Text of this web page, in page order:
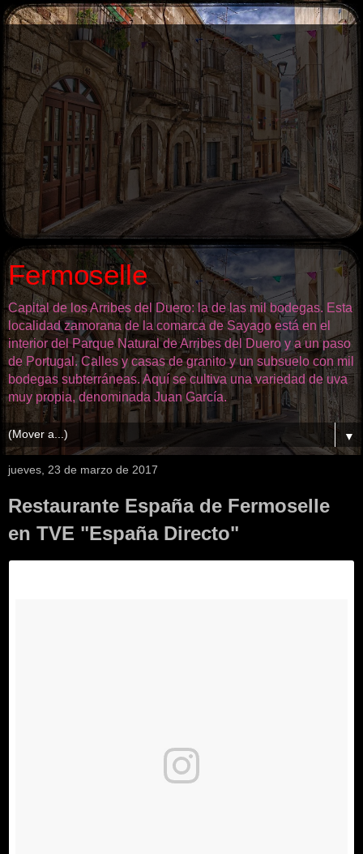
Fermoselle
Capital de los Arribes del Duero: la de las mil bodegas. Esta
localidad zamorana de la comarca de Sayago está en el
interior del Parque Natural de Arribes del Duero y a un paso
de Portugal. Calles y casas de granito y un subsuelo con mil
bodegas subterráneas. Aquí se cultiva una variedad de uva
muy propia, denominada Juan García.
▼
jueves, 23 de marzo de 2017
Restaurante España de Fermoselle
en TVE "España Directo"